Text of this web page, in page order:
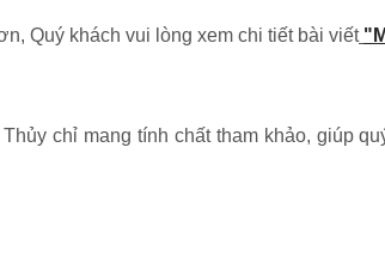
Quý khách vui lòng xem chi tiết bài viết
chỉ mang tính chất tham khảo, giúp